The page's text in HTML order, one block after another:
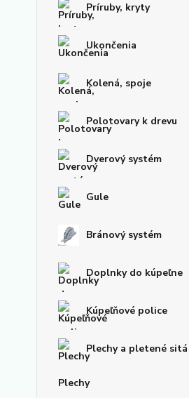
Príruby, kryty
Ukončenia
Kolená, spoje
Polotovary k drevu
Dverový systém
Gule
Bránový systém
Doplnky do kúpeľne
Kúpeľňové police
Plechy a pletené sitá
Plechy